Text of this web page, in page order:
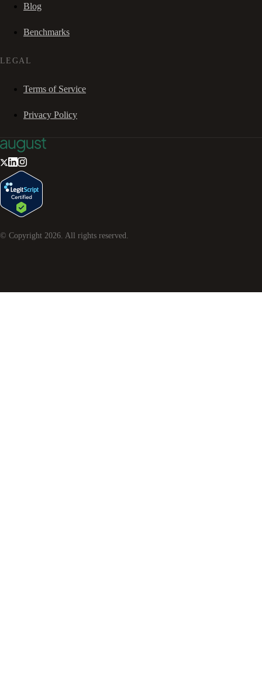
Blog
Benchmarks
LEGAL
Terms of Service
Privacy Policy
© Copyright 2026 . All rights reserved.